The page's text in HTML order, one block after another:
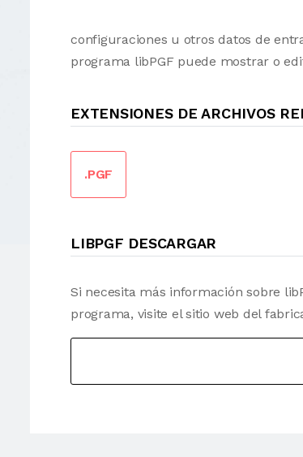
configuraciones u otros datos de
programa libPGF puede mostrar o
EXTENSIONES DE ARCHIVOS
.PGF
LIBPGF DESCARGAR
Si necesita más información sobre
programa, visite el sitio web del